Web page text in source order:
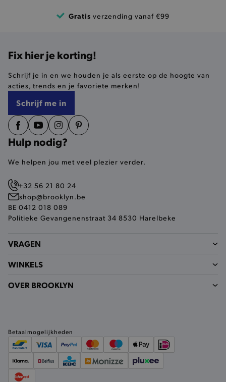
Gratis verzending vanaf €99
Fix hier je korting!
Schrijf je in en we houden je als eerste op de hoogte van
acties, trends en je favoriete merken!
Schrijf me in
Hulp nodig?
We helpen jou met veel plezier verder.
+32 56 21 80 24
shop@brooklyn.be
BE 0412 018 089
Politieke Gevangenenstraat 34 8530 Harelbeke
VRAGEN
WINKELS
OVER BROOKLYN
Betaalmogelijkheden